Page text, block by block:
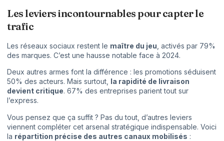
Les leviers incontournables pour capter le
trafic
Les réseaux sociaux restent le maître du jeu , activés par 79%
des marques. C’est une hausse notable face à 2024.
Deux autres armes font la différence : les promotions séduisent
50% des acteurs. Mais surtout, la rapidité de livraison
devient critique. 67% des entreprises parient tout sur
l’express.
Vous pensez que ça suffit ? Pas du tout, d’autres leviers
viennent compléter cet arsenal stratégique indispensable. Voici
la répartition précise des autres canaux mobilisés :